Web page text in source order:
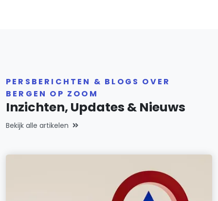
PERSBERICHTEN & BLOGS OVER
BERGEN OP ZOOM
Inzichten, Updates & Nieuws
Bekijk alle artikelen